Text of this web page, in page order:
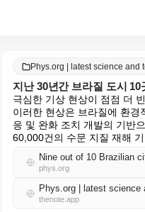
Phys.org | latest science and
지난 30년간 브라질 도시
극심한 기상 현상이 점점 더
이러한 현상은 브라질에 환
응 및 완화 조치 개발의 기반
60,000건의 수문 지질 재해
Nine out of 10 Brazilian
phys.org
Phys.org | latest science
thenote.app